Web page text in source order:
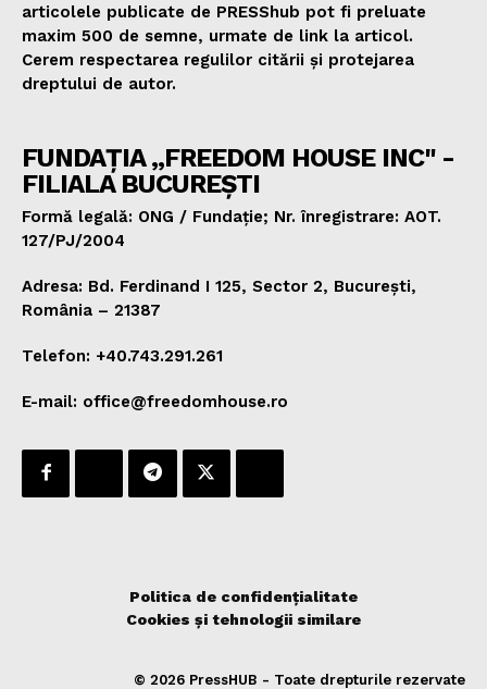
articolele publicate de PRESShub pot fi preluate
maxim 500 de semne, urmate de link la articol.
Cerem respectarea regulilor citării și protejarea
dreptului de autor.
FUNDAȚIA „FREEDOM HOUSE INC" -
FILIALA BUCUREȘTI
Formă legală: ONG / Fundație; Nr. înregistrare: AOT.
127/PJ/2004
Adresa: Bd. Ferdinand I 125, Sector 2, București,
România – 21387
Telefon: +40.743.291.261
E-mail: office@freedomhouse.ro
Politica de confidențialitate
Cookies și tehnologii similare
© 2026 PressHUB - Toate drepturile rezervate